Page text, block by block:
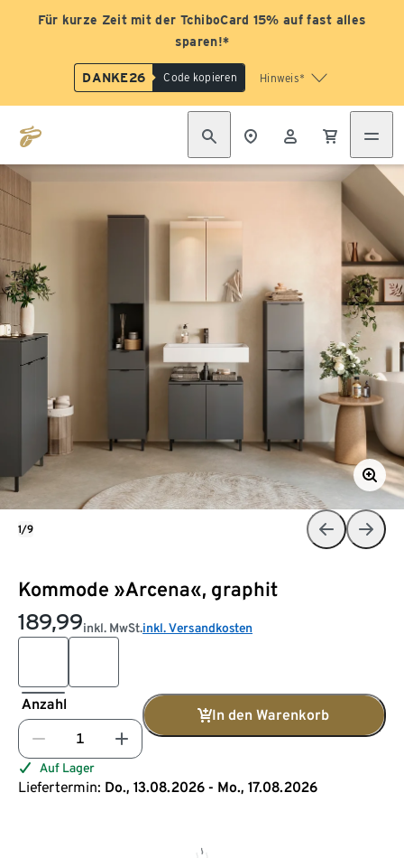
Für kurze Zeit mit der TchiboCard 15% auf fast alles
sparen!*
DANKE26 Code kopieren Hinweis*
Kommode »Arcena«, graphit
189,99inkl. MwSt.inkl. Versandkosten
Anzahl
In den Warenkorb
Auf Lager
Liefertermin: Do., 13.08.2026 - Mo., 17.08.2026
1/9